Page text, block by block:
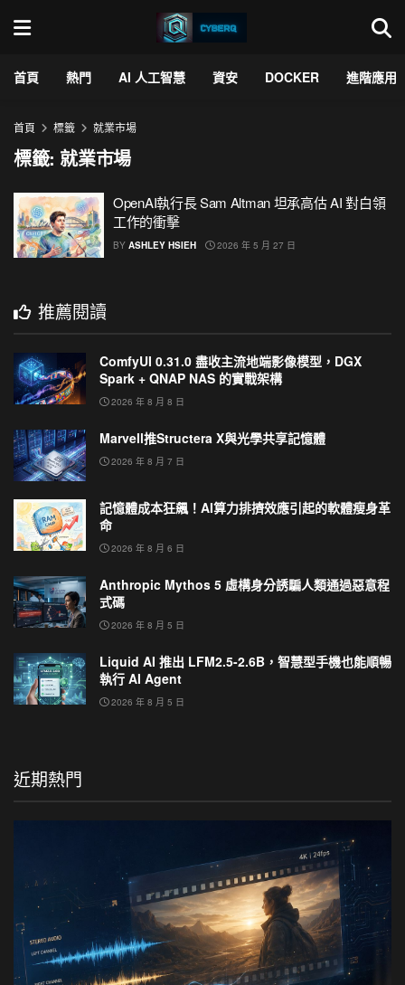
首頁 熱門 AI 人工智慧 資安 DOCKER 進階應用
首頁 標籤 就業市場
標籤: 就業市場
OpenAI執行長 Sam Altman 坦承高估 AI 對白領
工作的衝擊
BY ASHLEY HSIEH 2026 年 5 月 27 日
推薦閱讀
ComfyUI 0.31.0 盡收主流地端影像模型，DGX
Spark + QNAP NAS 的實戰架構
2026 年 8 月 8 日
Marvell推Structera X與光學共享記憶體
2026 年 8 月 7 日
記憶體成本狂飆！AI算力排擠效應引起的軟體瘦身革
命
2026 年 8 月 6 日
Anthropic Mythos 5 虛構身分誘騙人類通過惡意程
式碼
2026 年 8 月 5 日
Liquid AI 推出 LFM2.5-2.6B，智慧型手機也能順暢
執行 AI Agent
2026 年 8 月 5 日
近期熱門